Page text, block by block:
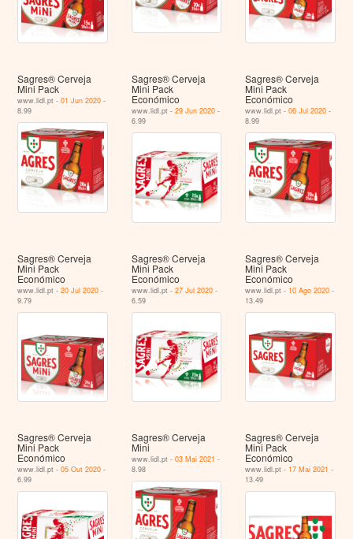
Sagres® Cerveja
Mini Pack
www.lidl.pt -01 Jun 2020 -
8.99
Sagres® Cerveja
Mini Pack
Económico
www.lidl.pt - 29 Jun 2020-
6.99
Sagres® Cerveja
Mini Pack
Económico
www.lidl.pt -06 Jul 2020 -
8.99
Sagres® Cerveja
Mini Pack
Económico
www.lidl.pt -20 Jul 2020 -
9.79
Sagres® Cerveja
Mini Pack
Económico
www.lidl.pt - 27 Jul 2020-
6.59
Sagres® Cerveja
Mini Pack
Económico
www.lidl.pt - 10 Ago 2020 -
13.49
Sagres® Cerveja
Mini Pack
Económico
www.lidl.pt -05 Out 2020 -
6.99
Sagres® Cerveja
Mini
www.lidl.pt - 03 Mai 2021 -
8.98
Sagres® Cerveja
Mini Pack
Económico
www.lidl.pt - 17 Mai 2021 -
13.49